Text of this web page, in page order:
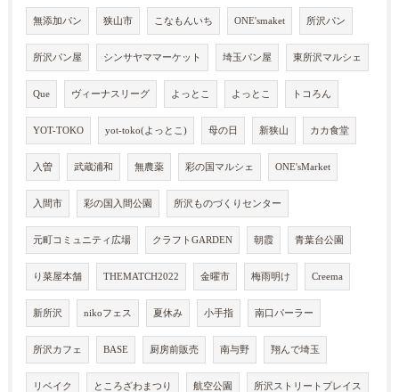
無添加パン 狭山市 こなもんいち ONE'smaket 所沢パン
所沢パン屋 シンサヤママーケット 埼玉パン屋 東所沢マルシェ
Que ヴィーナスリーグ よっとこ よっとこ トコろん
YOT-TOKO yot-toko(よっとこ) 母の日 新狭山 カカ食堂
入曽 武蔵浦和 無農薬 彩の国マルシェ ONE'sMarket
入間市 彩の国入間公園 所沢ものづくりセンター
元町コミュニティ広場 クラフトGARDEN 朝霞 青葉台公園
り菜屋本舗 THEMATCH2022 金曜市 梅雨明け Creema
新所沢 nikoフェス 夏休み 小手指 南口パーラー
所沢カフェ BASE 厨房前販売 南与野 翔んで埼玉
リベイク ところざわまつり 航空公園 所沢ストリートプレイス